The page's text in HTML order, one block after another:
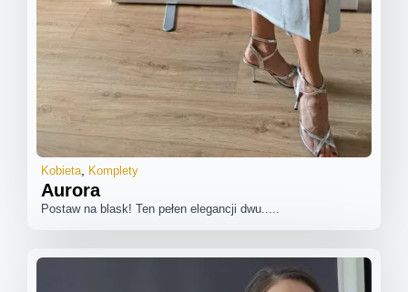
Kobieta Komplety
Aurora
Postaw na blask! Ten pełen elegancji dwu.....